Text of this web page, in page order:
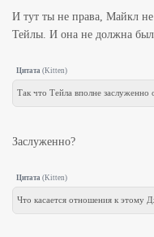
И тут ты не права, Майкл
Тейлы. И она не должна
Цитата (Kitten)
Так что Тейла вполне заслуженно
Заслуженно?
Цитата (Kitten)
Что касается отношения к этому